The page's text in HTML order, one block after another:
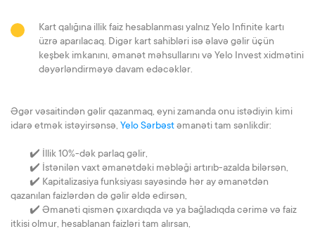
Kart qalığına illik faiz hesablanması yalnız Yelo Infinite kartı
üzrə aparılacaq. Digər kart sahibləri isə əlavə gəlir üçün
keşbek imkanını, əmanət məhsullarını və Yelo Invest xidmətini
dəyərləndirməyə davam edəcəklər.
Əgər vəsaitindən gəlir qazanmaq, eyni zamanda onu istədiyin kimi
idarə etmək istəyirsənsə, Yelo Sərbəstəmanəti tam sənlikdir:
✔️ İllik 10%-dək parlaq gəlir,
✔️ İstənilən vaxt əmanətdəki məbləği artırıb-azalda bilərsən,
✔️ Kapitalizasiya funksiyası sayəsində hər ay əmanətdən
qazanılan faizlərdən də gəlir əldə edirsən,
✔️ Əmanəti qismən çıxardıqda və ya bağladıqda cərimə və faiz
itkisi olmur, hesablanan faizləri tam alırsan,